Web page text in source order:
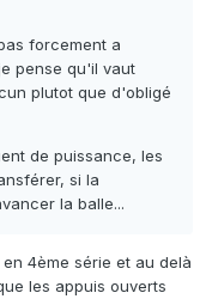
forcement a
pense qu'il vaut
plutot que d'obligé
de puissance, les
si la
la balle...
4ème série et au delà
les appuis ouverts